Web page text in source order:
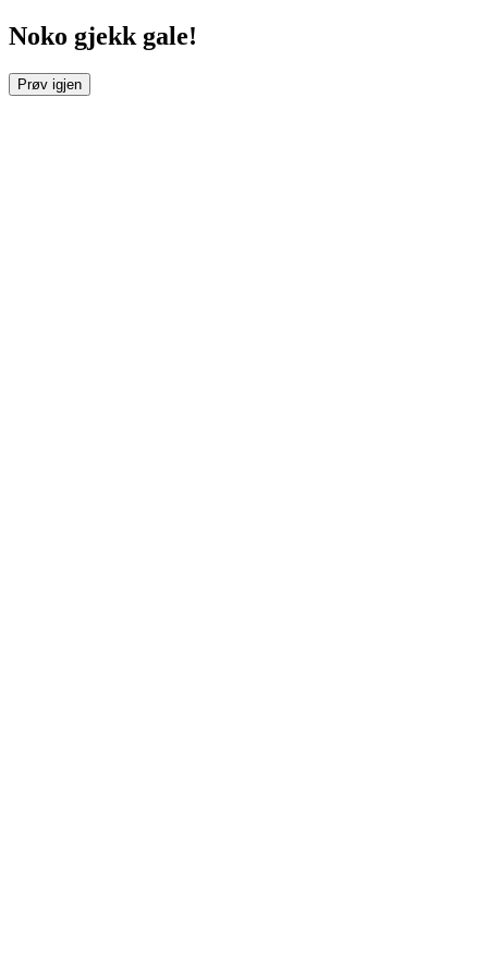
Noko gjekk gale!
Prøv igjen